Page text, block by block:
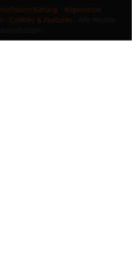
Allgemeine
Cookies & Features